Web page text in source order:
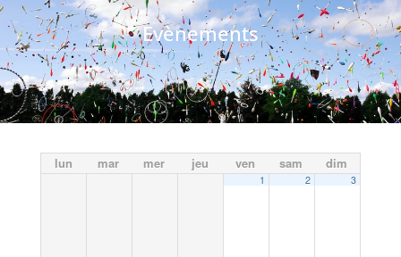
Evènements
lun mar mer jeu ven sam dim
1 2 3